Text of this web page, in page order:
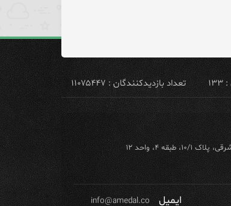
تعداد بازدیدکنندگان : ۱۱۰۷۵۴۴۷
ایمیل info@amedal.co